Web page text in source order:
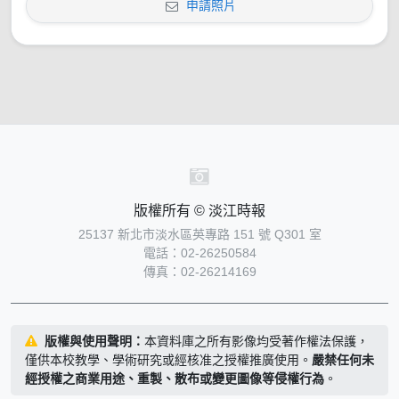
申請照片
版權所有 © 淡江時報
25137 新北市淡水區英專路 151 號 Q301 室
電話：02-26250584
傳真：02-26214169
版權與使用聲明： 本資料庫之所有影像均受著作權法保護，
僅供本校教學、學術研究或經核准之授權推廣使用。 嚴禁任何未
經授權之商業用途、重製、散布或變更圖像等侵權行為 。